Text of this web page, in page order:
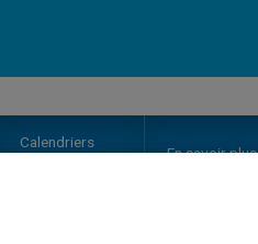
Calendriers
En savoir plus